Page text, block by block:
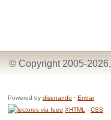
© Copyright 2005-2026,
Powered by disenando · Entrar
XHTML
- CSS